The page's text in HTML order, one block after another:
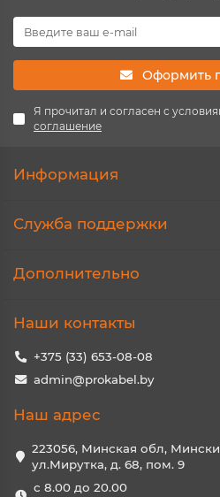
Оформить
Я прочитал и согласен с
соглашение
Информация
Служба поддержки
Дополнительно
Наши контакты
+375 (33) 653-08-08
admin@prokabel.by
Наш адрес
223056, Минская обл,
ул.Мирутка, д. 68, пом. 9
с 8.00 до 20.00